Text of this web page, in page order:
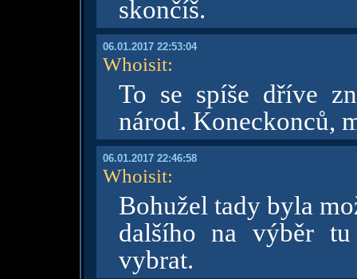
skončíš.
06.01.2017 22:53:04
Whoisit:
To se spíše dříve
národ. Koneckonců,
06.01.2017 22:46:58
Whoisit:
Bohužel tady byla
dalšího na výběr
vybrat.